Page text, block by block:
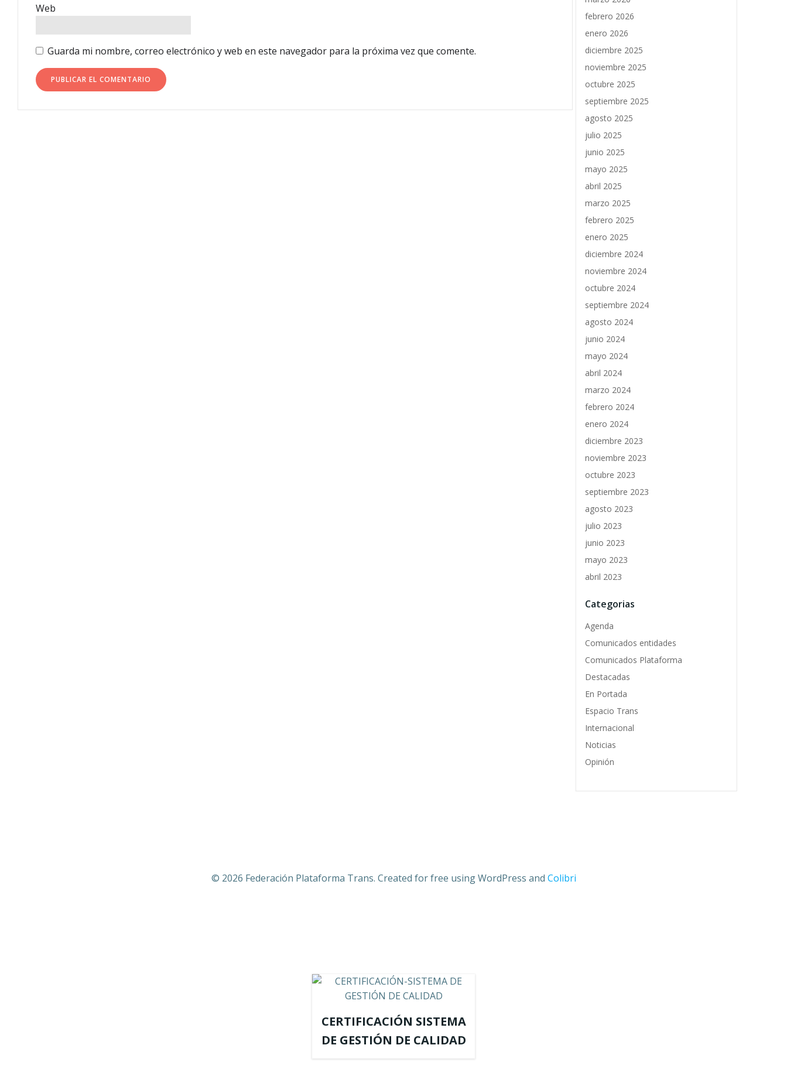
Web
Guarda mi nombre, correo electrónico y web en este navegador para la próxima vez que comente.
febrero 2026
enero 2026
diciembre 2025
noviembre 2025
octubre 2025
septiembre 2025
agosto 2025
julio 2025
junio 2025
mayo 2025
abril 2025
marzo 2025
febrero 2025
enero 2025
diciembre 2024
noviembre 2024
octubre 2024
septiembre 2024
agosto 2024
junio 2024
mayo 2024
abril 2024
marzo 2024
febrero 2024
enero 2024
diciembre 2023
noviembre 2023
octubre 2023
septiembre 2023
agosto 2023
julio 2023
junio 2023
mayo 2023
abril 2023
Categorias
Agenda
Comunicados entidades
Comunicados Plataforma
Destacadas
En Portada
Espacio Trans
Internacional
Noticias
Opinión
© 2026 Federación Plataforma Trans. Created for free using WordPress and Colibri
CERTIFICACIÓN SISTEMA
DE GESTIÓN DE CALIDAD